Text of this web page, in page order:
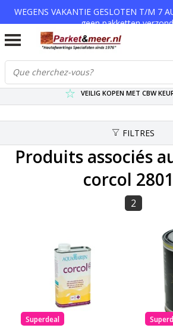
WEGENS VAKANTIE GESLOTEN T/M 7
geen pakketten
VERZENDKOSTEN € 7,95 (GRATIS
SCHERPSTE PRIJZEN TOT WEL
VEILIG KOPEN MET CBW
FILTRES
Produits associés
corcol 2801
2
Superdeal